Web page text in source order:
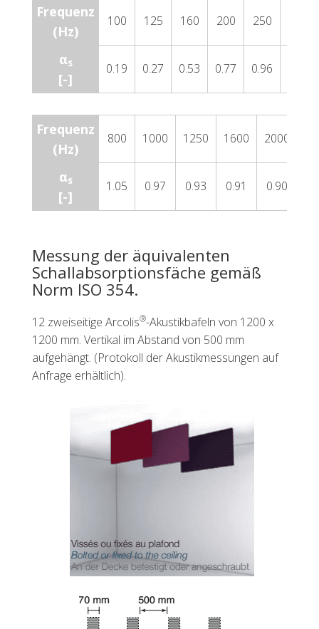
Frequenz
(Hz)
100 125 160 200 250
αs
[-]
0.19 0.27 0.53 0.77 0.96
Frequenz
(Hz)
800 1000 1250 1600 2000
αs
[-]
1.05 0.97 0.93 0.91 0.90
Messung der äquivalenten
Schallabsorptionsfäche gemäß
Norm ISO 354.
12 zweiseitige Arcolis®-Akustikbafeln von 1200 x
1200 mm. Vertikal im Abstand von 500 mm
aufgehängt. (Protokoll der Akustikmessungen auf
Anfrage erhältlich).